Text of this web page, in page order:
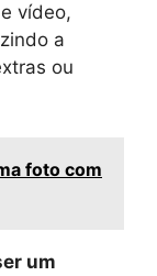
vídeo,
a
ou
foto com
um